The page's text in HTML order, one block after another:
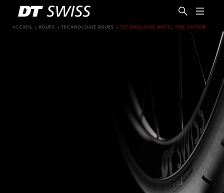
ACCUEIL ROUES TECHNOLOGIE ROUES TECHNOLOGIE WHEEL TIRE SYSTEM